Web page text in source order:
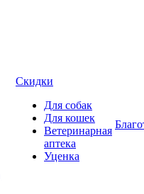
Скидки
Для собак
Для кошек
Ветеринарная
аптека
Уценка